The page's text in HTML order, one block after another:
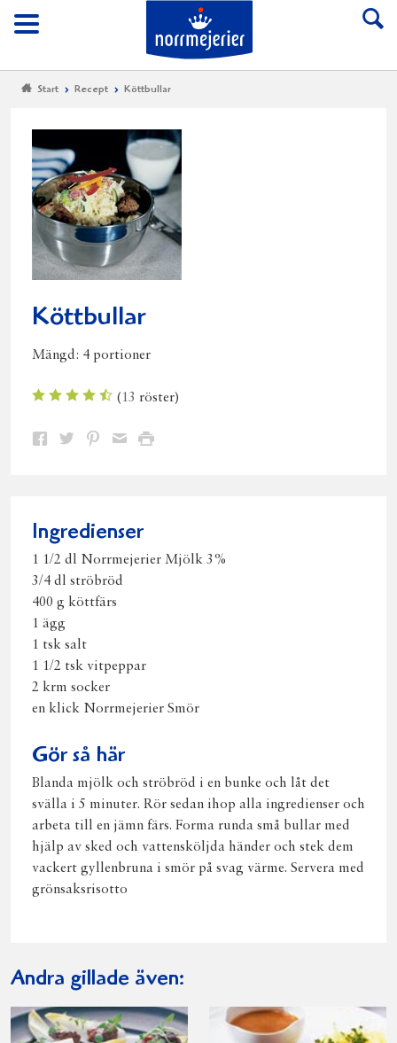
Meny
Till Norrmejerier
Start Recept Köttbullar
Köttbullar
Mängd: 4 portioner
(13 röster)
Dela Dela Dela DelaSkriv
Ingredienser
1 1/2 dl Norrmejerier Mjölk 3%
3/4 dl ströbröd
400 g köttfärs
1 ägg
1 tsk salt
1 1/2 tsk vitpeppar
2 krm socker
en klick Norrmejerier Smör
Gör så här
Blanda mjölk och ströbröd i en bunke och låt det
svälla i 5 minuter. Rör sedan ihop alla ingredienser och
arbeta till en jämn färs. Forma runda små bullar med
hjälp av sked och vattensköljda händer och stek dem
vackert gyllenbruna i smör på svag värme. Servera med
grönsaksrisotto
Andra gillade även: